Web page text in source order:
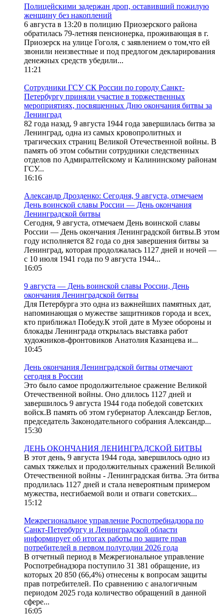
Полицейскими задержан дроп, оставивший пожилую
женщину без накоплений
6 августа в 13:20 в полицию Приозерского района
обратилась 79-летняя пенсионерка, проживающая в г.
Приозерск на улице Гоголя, с заявлением о том,что ей
звонили неизвестные и под предлогом декларирования
денежных средств убедили...
11:21
Сотрудники ГСУ СК России по городу Санкт-
Петербургу приняли участие в торжественных
мероприятиях, посвященных Дню окончания битвы за
Ленинград
82 года назад, 9 августа 1944 года завершилась битва за
Ленинград, одна из самых кровопролитных и
трагических страниц Великой Отечественной войны. В
память об этом событии сотрудники следственных
отделов по Адмиралтейскому и Калининскому районам
ГСУ...
16:16
Александр Дрозденко: Сегодня, 9 августа, отмечаем
День воинской славы России — День окончания
Ленинградской битвы
Сегодня, 9 августа, отмечаем День воинской славы
России — День окончания Ленинградской битвы.В этом
году исполняется 82 года со дня завершения битвы за
Ленинград, которая продолжалась 1127 дней и ночей —
с 10 июля 1941 года по 9 августа 1944...
16:05
9 августа — День воинской славы России, День
окончания Ленинградской битвы
Для Петербурга это одна из важнейших памятных дат,
напоминающая о мужестве защитников города и всех,
кто приближал Победу.К этой дате в Музее обороны и
блокады Ленинграда открылась выставка работ
художников-фронтовиков Анатолия Казанцева и...
10:45
День окончания Ленинградской битвы отмечают
сегодня в России
Это было самое продолжительное сражение Великой
Отечественной войны. Оно длилось 1127 дней и
завершилось 9 августа 1944 года победой советских
войск.В память об этом губернатор Александр Беглов,
председатель Законодательного собрания Александр...
15:30
ДЕНЬ ОКОНЧАНИЯ ЛЕНИНГРАДСКОЙ БИТВЫ
В этот день, 9 августа 1944 года, завершилось одно из
самых тяжелых и продолжительных сражений Великой
Отечественной войны - Ленинградская битва. Эта битва
продлилась 1127 дней и стала невероятным примером
мужества, несгибаемой воли и отваги советских...
15:12
Межрегиональное управление Роспотребнадзора по
Санкт-Петербургу и Ленинградской области
информирует об итогах работы по защите прав
потребителей в первом полугодии 2026 года
В отчетный период в Межрегиональное управление
Роспотребнадзора поступило 31 381 обращение, из
которых 20 850 (66,4%) отнесены к вопросам защиты
прав потребителей. По сравнению с аналогичным
периодом 2025 года количество обращений в данной
сфере...
16:05